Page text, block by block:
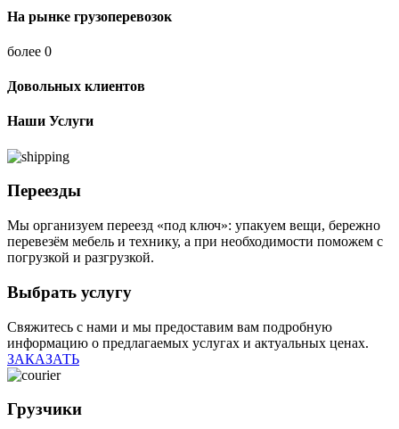
На рынке грузоперевозок
более 0
Довольных клиентов
Наши Услуги
Переезды
Мы организуем переезд «под ключ»: упакуем вещи, бережно
перевезём мебель и технику, а при необходимости поможем с
погрузкой и разгрузкой.
Выбрать услугу
Свяжитесь с нами и мы предоставим вам подробную
информацию о предлагаемых услугах и актуальных ценах.
ЗАКАЗАТЬ
Грузчики